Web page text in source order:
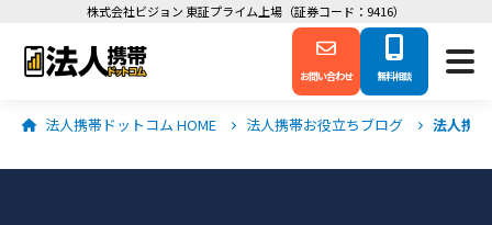
株式会社ビジョン 東証プライム上場（証券コード：9416）
お問い合わせ 無料相談
法人携帯ドットコム HOME 法人携帯お役立ちブログ 法人携